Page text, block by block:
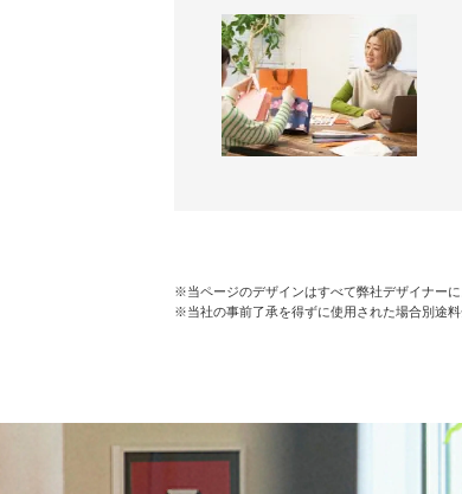
※当ページのデザインはすべて弊社デザイナー
※当社の事前了承を得ずに使用された場合別途